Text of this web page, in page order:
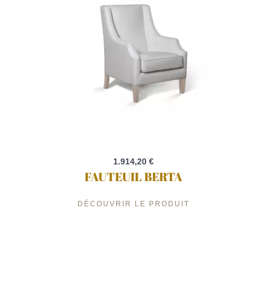
1.914,20 €
FAUTEUIL BERTA
DÉCOUVRIR LE PRODUIT